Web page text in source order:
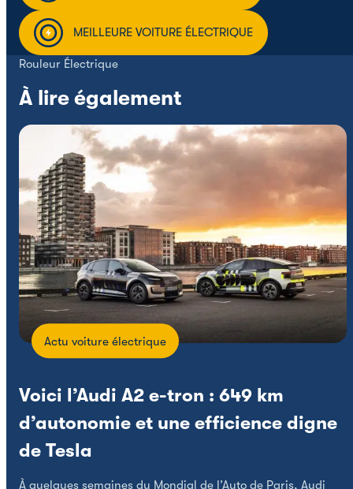
MEILLEURE VOITURE ÉLECTRIQUE
Rouleur Électrique
À lire également
Actu voiture électrique
Voici l’Audi A2 e-tron : 649 km
d’autonomie et une efficience digne
de Tesla
À quelques semaines du Mondial de l’Auto de Paris, Audi